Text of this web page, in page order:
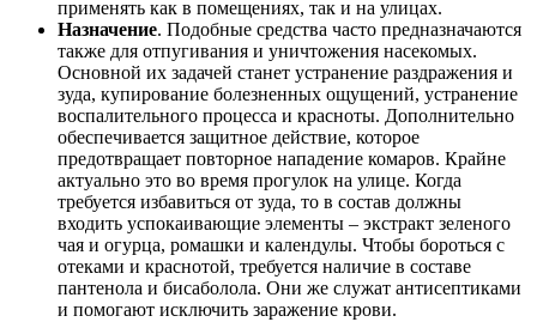
применять как в помещениях, так и на улицах.
Назначение. Подобные средства часто предназначаются
также для отпугивания и уничтожения насекомых.
Основной их задачей станет устранение раздражения и
зуда, купирование болезненных ощущений, устранение
воспалительного процесса и красноты. Дополнительно
обеспечивается защитное действие, которое
предотвращает повторное нападение комаров. Крайне
актуально это во время прогулок на улице. Когда
требуется избавиться от зуда, то в состав должны
входить успокаивающие элементы – экстракт зеленого
чая и огурца, ромашки и календулы. Чтобы бороться с
отеками и краснотой, требуется наличие в составе
пантенола и бисаболола. Они же служат антисептиками
и помогают исключить заражение крови.